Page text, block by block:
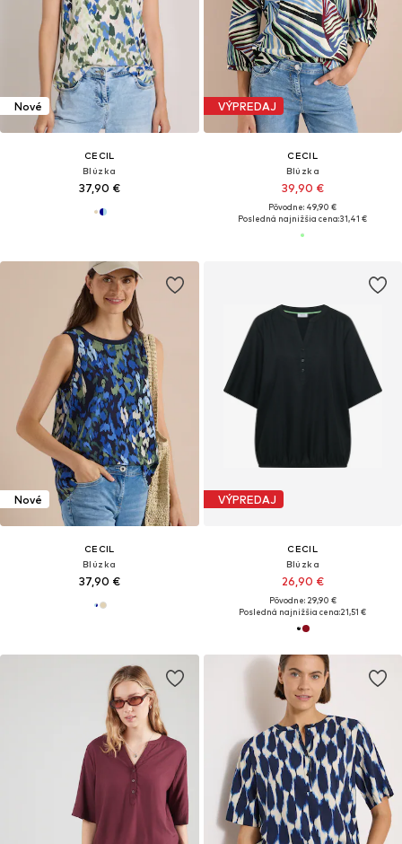
Nové
CECIL
Blúzka
37,90 €
VÝPREDAJ
CECIL
Blúzka
39,90 €
Pôvodne: 49,90 €
Posledná najnižšia cena:31,41 €
Nové
CECIL
Blúzka
37,90 €
VÝPREDAJ
CECIL
Blúzka
26,90 €
Pôvodne: 29,90 €
Posledná najnižšia cena:21,51 €